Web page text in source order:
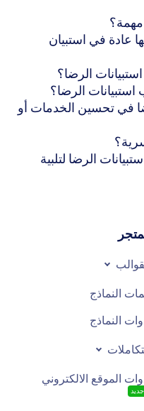
عادة في استبيان
في تحسين الخدمات أو
الرضا لتلبية
النماذج
النماذج
الموقع الالكتروني
جديد